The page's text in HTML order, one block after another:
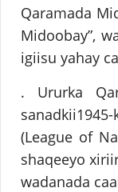
Qaramada
Midoobay”,
igiisu yahay
. Ururka
(League of
shaqeeyo
wadanada